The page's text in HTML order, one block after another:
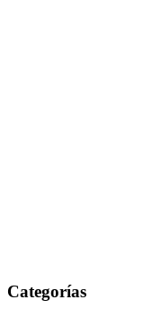
Categorías